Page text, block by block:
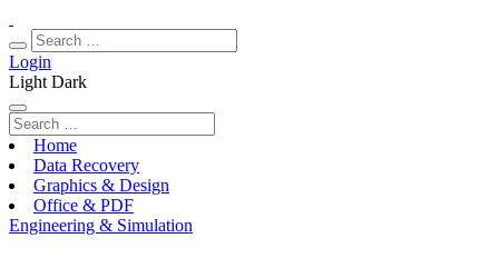
Login
Light Dark
Home
Data Recovery
Graphics & Design
Office & PDF
Engineering & Simulation